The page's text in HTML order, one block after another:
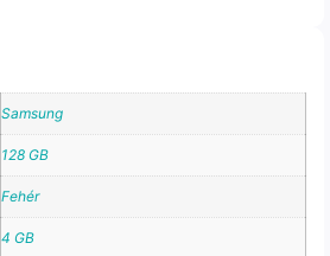
Samsung
128 GB
Fehér
4 GB